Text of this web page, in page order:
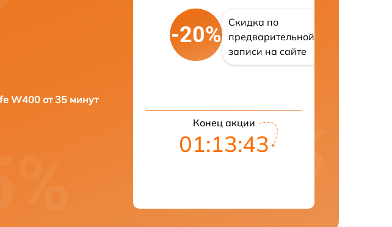
W400 от 35 минут
-20%
Скидка по
предварительной
записи на сайте
Конец акции
01:13:42